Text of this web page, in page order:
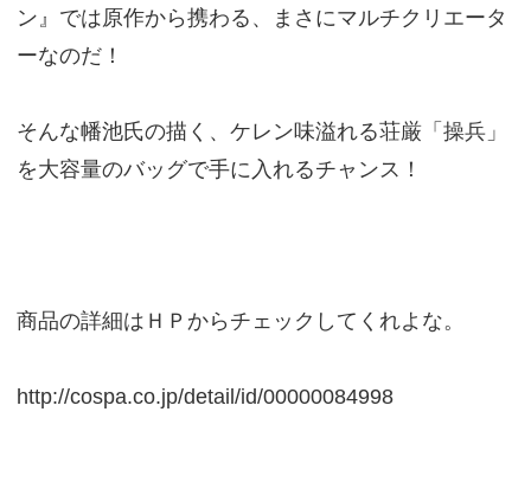
ン』では原作から携わる、まさにマルチクリエータ
ーなのだ！
そんな幡池氏の描く、ケレン味溢れる荘厳「操兵」
を大容量のバッグで手に入れるチャンス！
商品の詳細はＨＰからチェックしてくれよな。
http://cospa.co.jp/detail/id/00000084998